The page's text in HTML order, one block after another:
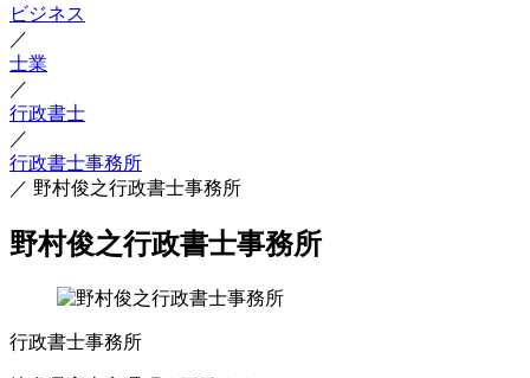
ビジネス
／
士業
／
行政書士
／
行政書士事務所
／ 野村俊之行政書士事務所
野村俊之行政書士事務所
行政書士事務所